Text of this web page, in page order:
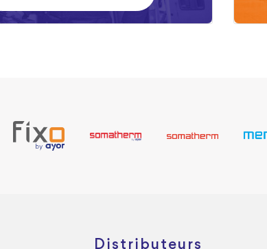
Distributeurs